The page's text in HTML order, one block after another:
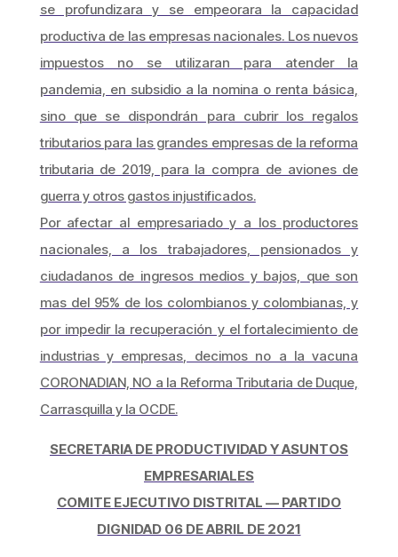
se profundizara y se empeorara la capacidad
productiva de las empresas nacionales. Los nuevos
impuestos no se utilizaran para atender la
pandemia, en subsidio a la nomina o renta básica,
sino que se dispondrán para cubrir los regalos
tributarios para las grandes empresas de la reforma
tributaria de 2019, para la compra de aviones de
guerra y otros gastos injustificados.
Por afectar al empresariado y a los productores
nacionales, a los trabajadores, pensionados y
ciudadanos de ingresos medios y bajos, que son
mas del 95% de los colombianos y colombianas, y
por impedir la recuperación y el fortalecimiento de
industrias y empresas, decimos no a la vacuna
CORONADIAN, NO a la Reforma Tributaria de Duque,
Carrasquilla y la OCDE.
SECRETARIA DE PRODUCTIVIDAD Y ASUNTOS
EMPRESARIALES
COMITE EJECUTIVO DISTRITAL — PARTIDO
DIGNIDAD 06 DE ABRIL DE 2021